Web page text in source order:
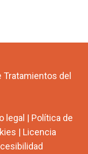
Tratamientos del
legal | Política de
| Licencia